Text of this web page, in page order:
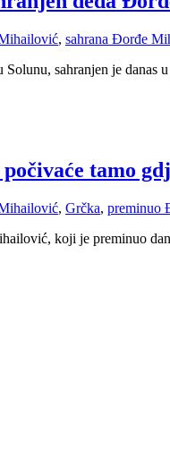
, sahrana Đorđe
sahranjen je danas
tamo
, Grčka, preminuo
koji je preminuo